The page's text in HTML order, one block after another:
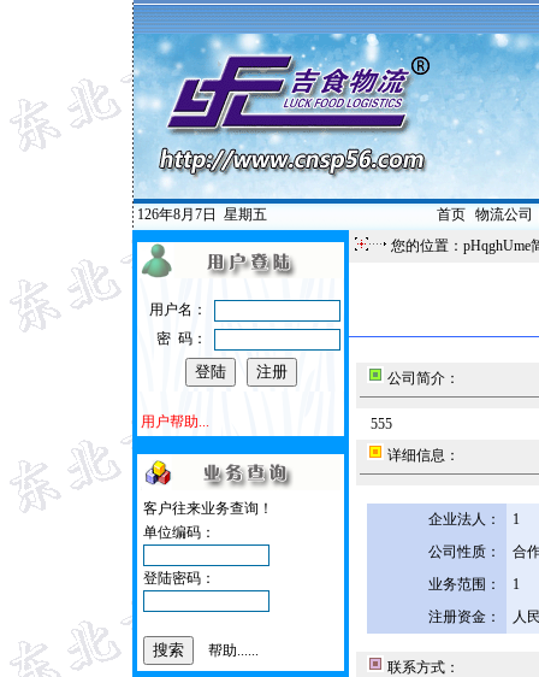
126年8月7日 星期五 首页| 物流公司
用户名：
密 码：
用户帮助...
客户往来业务查询！
单位编码：
登陆密码：
帮助......
您的位置：pHqghUme
公司简介：
555
详细信息：
企业法人：
1
公司性质：
合
业务范围：
1
注册资金：
人
联系方式：